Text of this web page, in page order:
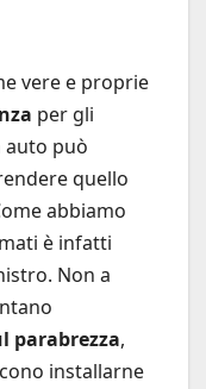
vere e proprie
per gli
auto può
quello
abbiamo
è infatti
Non a
parabrezza,
installarne